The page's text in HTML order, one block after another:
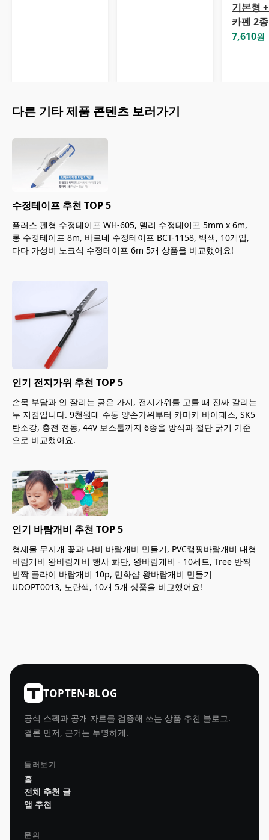
기본형
카펜 2
7,610원
다른 기타제품 콘텐츠 보러가기
수정테이프 추천 TOP 5
플러스 펜형 수정테이프 WH-605, 델리 수정테이프 5mm x 6m,
롱 수정테이프 8m, 바르네 수정테이프 BCT-1158, 백색, 10개입,
다다 가성비 노크식 수정테이프 6m 5개 상품을 비교했어요!
인기 전지가위 추천 TOP 5
손목 부담과 안 잘리는 굵은 가지, 전지가위를 고를 때 진짜 갈리는
두 지점입니다. 9천원대 수동 양손가위부터 카마키 바이패스, SK5
탄소강, 충전 전동, 44V 보스툴까지 6종을 방식과 절단 굵기 기준
으로 비교했어요.
인기 바람개비 추천 TOP 5
형제몰 무지개 꽃과 나비 바람개비 만들기, PVC캠핑바람개비 대형
바람개비 왕바람개비 행사 화단, 왕바람개비 - 10세트, Tree 반짝
반짝 플라이 바람개비 10p, 민화샵 왕바람개비 만들기
UDOPT0013, 노란색, 10개 5개 상품을 비교했어요!
TOPTEN-BLOG
공식 스펙과 공개 자료를 검증해 쓰는 상품 추천 블로그.
결론 먼저, 근거는 투명하게.
둘러보기
홈
전체 추천 글
앱 추천
문의